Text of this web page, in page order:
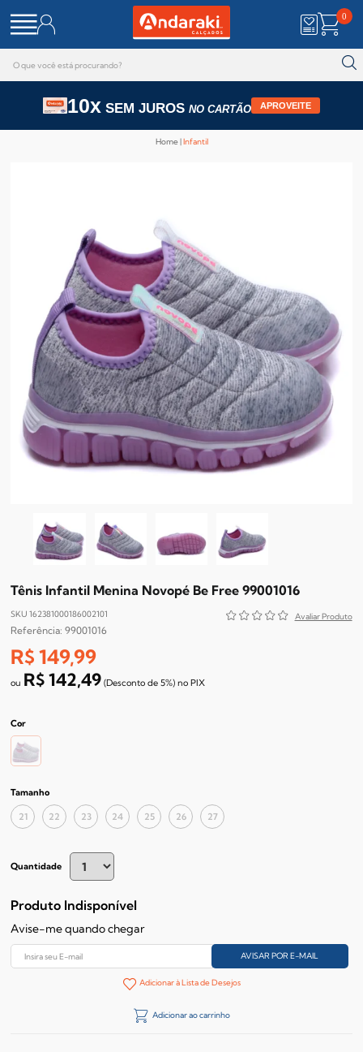
0
10x SEM JUROS NO CARTÃO APROVEITE
Home Infantil
Tênis Infantil Menina Novopé Be Free 99001016
SKU 162381000186002101
99001016
R$ 149,99
R$ 142,49 (Desconto de 5%) no PIX
Cor
Tamanho
21 22 23 24 25 26 27
Quantidade
Produto Indisponível
Avise-me quando chegar
Adicionar à Lista de Desejos
Adicionar ao carrinho